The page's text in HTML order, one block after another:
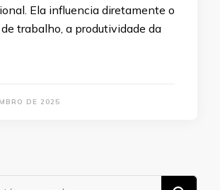
Ela influencia diretamente o
trabalho, a produtividade da
DE 2025